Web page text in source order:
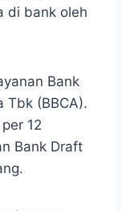
di bank oleh
Bank
Tbk (BBCA).
12
Bank Draft